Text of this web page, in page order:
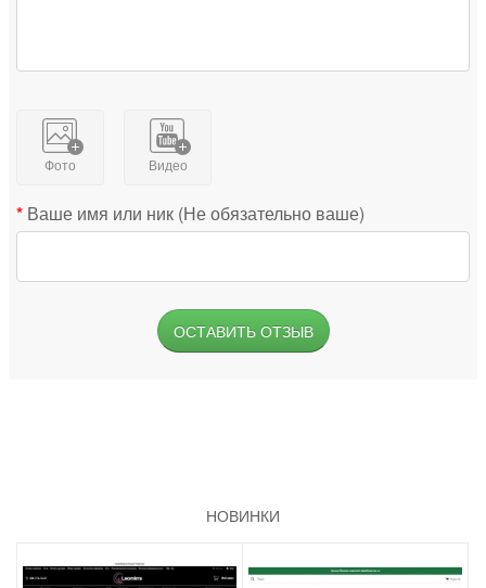
Фото Видео
Ваше имя или ник (Не обязательно ваше)
ОСТАВИТЬ ОТЗЫВ
НОВИНКИ